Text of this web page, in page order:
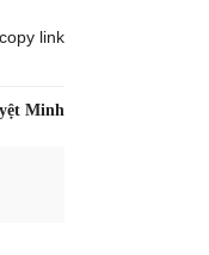
copy link
Minh